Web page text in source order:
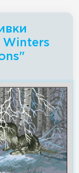
Winters